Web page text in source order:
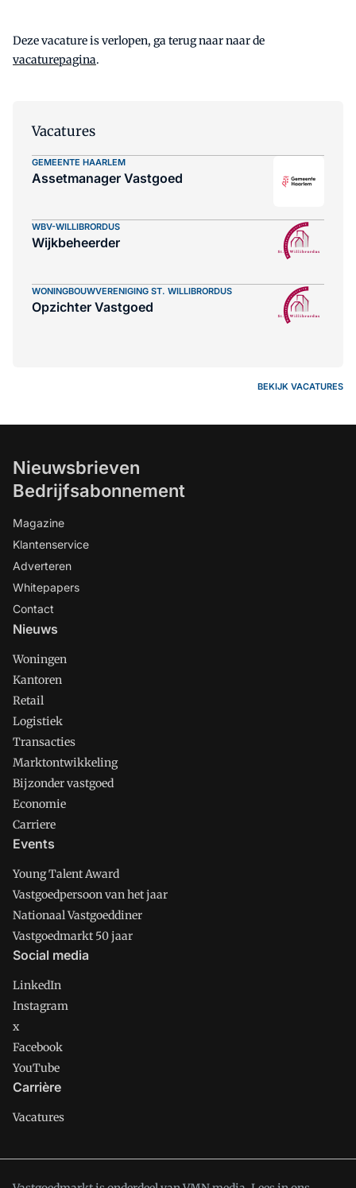
Deze vacature is verlopen, ga terug naar naar de
vacaturepagina.
Vacatures
GEMEENTE HAARLEM
Assetmanager Vastgoed
WBV-WILLIBRORDUS
Wijkbeheerder
WONINGBOUWVERENIGING ST. WILLIBRORDUS
Opzichter Vastgoed
BEKIJK VACATURES
Nieuwsbrieven
Bedrijfsabonnement
Magazine
Klantenservice
Adverteren
Whitepapers
Contact
Nieuws
Woningen
Kantoren
Retail
Logistiek
Transacties
Marktontwikkeling
Bijzonder vastgoed
Economie
Carriere
Events
Young Talent Award
Vastgoedpersoon van het jaar
Nationaal Vastgoeddiner
Vastgoedmarkt 50 jaar
Social media
LinkedIn
Instagram
x
Facebook
YouTube
Carrière
Vacatures